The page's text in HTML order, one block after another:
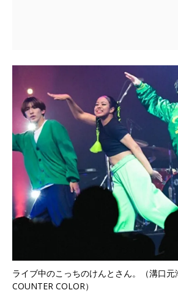
ライブ中のこっちのけんとさん。（溝口
COUNTER COLOR）